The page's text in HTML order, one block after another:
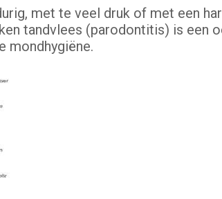
met te veel druk of met een
tandvlees (parodontitis) is een
mondhygiëne.